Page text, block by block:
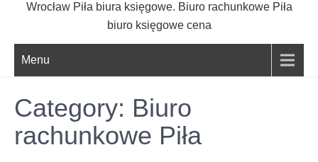
Wrocław Piła biura księgowe. Biuro rachunkowe Piła
biuro księgowe cena
Menu
Category: Biuro
rachunkowe Piła